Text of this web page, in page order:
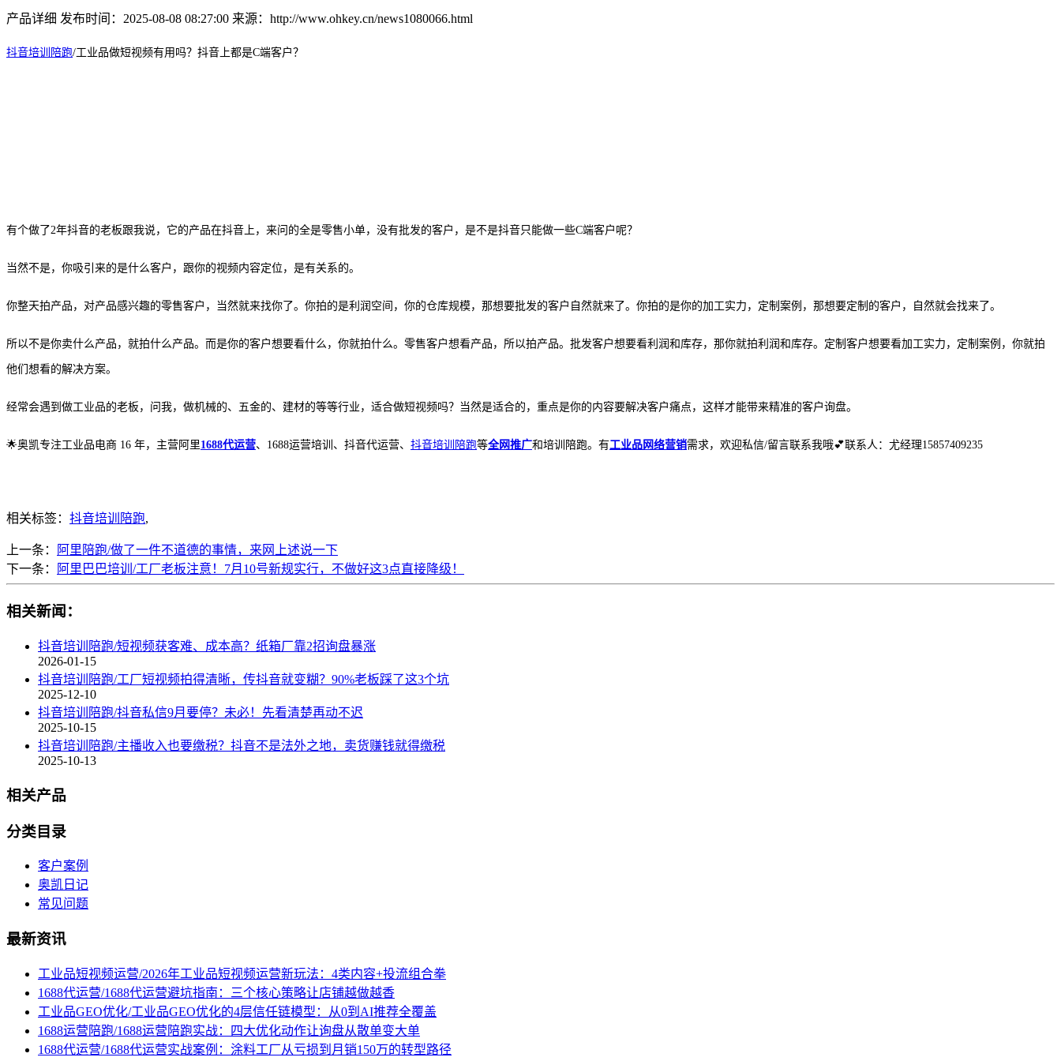
产品详细 发布时间：2025-08-08 08:27:00 来源：http://www.ohkey.cn/news1080066.html
抖音培训陪跑/工业品做短视频有用吗？抖音上都是C端客户？
有个做了2年抖音的老板跟我说，它的产品在抖音上，来问的全是零售小单，没有批发的客户，是不是抖音只能做一些C端客户呢？
当然不是，你吸引来的是什么客户，跟你的视频内容定位，是有关系的。
你整天拍产品，对产品感兴趣的零售客户，当然就来找你了。你拍的是利润空间，你的仓库规模，那想要批发的客户自然就来了。你拍的是你的加工实力，定制案例，那想要定制的客户，自然就会找来了。
所以不是你卖什么产品，就拍什么产品。而是你的客户想要看什么，你就拍什么。零售客户想看产品，所以拍产品。批发客户想要看利润和库存，那你就拍利润和库存。定制客户想要看加工实力，定制案例，你就拍
他们想看的解决方案。
经常会遇到做工业品的老板，问我，做机械的、五金的、建材的等等行业，适合做短视频吗？当然是适合的，重点是你的内容要解决客户痛点，这样才能带来精准的客户询盘。
🌟奥凯专注工业品电商 16 年，主营阿里1688代运营、1688运营培训、抖音代运营、 抖音培训陪跑等全网推广和培训陪跑。有工业品网络营销需求，欢迎私信/留言联系我哦💕联系人：尤经理15857409235
相关标签： 抖音培训陪跑,
上一条：
阿里陪跑/做了一件不道德的事情，来网上述说一下
下一条：
阿里巴巴培训/工厂老板注意！7月10号新规实行，不做好这3点直接降级！
相关新闻：
抖音培训陪跑/短视频获客难、成本高？纸箱厂靠2招询盘暴涨
2026-01-15
抖音培训陪跑/工厂短视频拍得清晰，传抖音就变糊？90%老板踩了这3个坑
2025-12-10
抖音培训陪跑/抖音私信9月要停？未必！先看清楚再动不迟
2025-10-15
抖音培训陪跑/主播收入也要缴税？抖音不是法外之地，卖货赚钱就得缴税
2025-10-13
相关产品
分类目录
客户案例
奥凯日记
常见问题
最新资讯
工业品短视频运营/2026年工业品短视频运营新玩法：4类内容+投流组合拳
1688代运营/1688代运营避坑指南：三个核心策略让店铺越做越香
工业品GEO优化/工业品GEO优化的4层信任链模型：从0到AI推荐全覆盖
1688运营陪跑/1688运营陪跑实战：四大优化动作让询盘从散单变大单
1688代运营/1688代运营实战案例：涂料工厂从亏损到月销150万的转型路径